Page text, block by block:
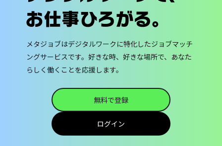
メタジョブはデジタルワークに特化したジョブマッチ
ングサービスです。 好きな時、好きな場所で、あなた
らしく働くことを応援します。
無料で登録
ログイン